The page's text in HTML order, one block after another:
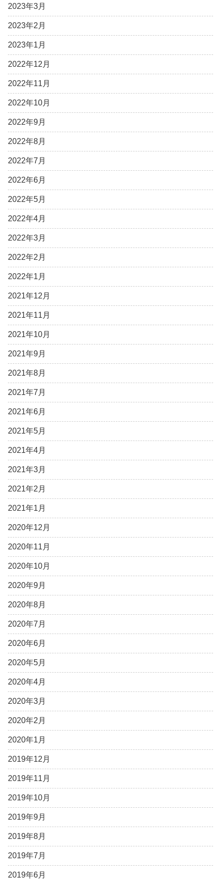
2023年3月
2023年2月
2023年1月
2022年12月
2022年11月
2022年10月
2022年9月
2022年8月
2022年7月
2022年6月
2022年5月
2022年4月
2022年3月
2022年2月
2022年1月
2021年12月
2021年11月
2021年10月
2021年9月
2021年8月
2021年7月
2021年6月
2021年5月
2021年4月
2021年3月
2021年2月
2021年1月
2020年12月
2020年11月
2020年10月
2020年9月
2020年8月
2020年7月
2020年6月
2020年5月
2020年4月
2020年3月
2020年2月
2020年1月
2019年12月
2019年11月
2019年10月
2019年9月
2019年8月
2019年7月
2019年6月